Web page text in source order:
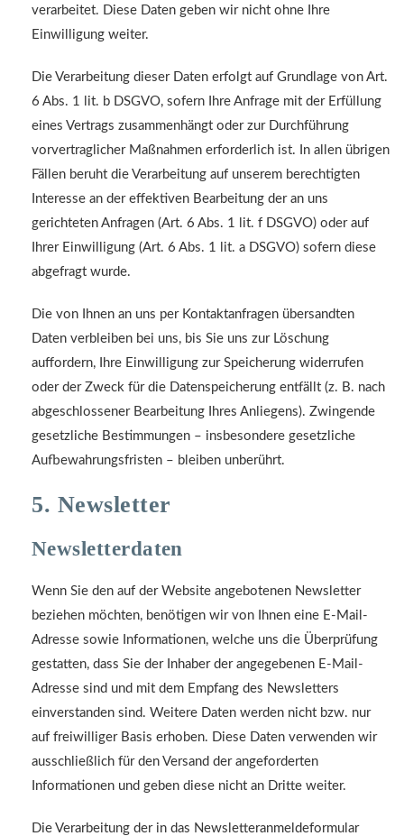
verarbeitet. Diese Daten geben wir nicht ohne Ihre
Einwilligung weiter.
Die Verarbeitung dieser Daten erfolgt auf Grundlage von Art.
6 Abs. 1 lit. b DSGVO, sofern Ihre Anfrage mit der Erfüllung
eines Vertrags zusammenhängt oder zur Durchführung
vorvertraglicher Maßnahmen erforderlich ist. In allen übrigen
Fällen beruht die Verarbeitung auf unserem berechtigten
Interesse an der effektiven Bearbeitung der an uns
gerichteten Anfragen (Art. 6 Abs. 1 lit. f DSGVO) oder auf
Ihrer Einwilligung (Art. 6 Abs. 1 lit. a DSGVO) sofern diese
abgefragt wurde.
Die von Ihnen an uns per Kontaktanfragen übersandten
Daten verbleiben bei uns, bis Sie uns zur Löschung
auffordern, Ihre Einwilligung zur Speicherung widerrufen
oder der Zweck für die Datenspeicherung entfällt (z. B. nach
abgeschlossener Bearbeitung Ihres Anliegens). Zwingende
gesetzliche Bestimmungen – insbesondere gesetzliche
Aufbewahrungsfristen – bleiben unberührt.
5. Newsletter
Newsletter­daten
Wenn Sie den auf der Website angebotenen Newsletter
beziehen möchten, benötigen wir von Ihnen eine E-Mail-
Adresse sowie Informationen, welche uns die Überprüfung
gestatten, dass Sie der Inhaber der angegebenen E-Mail-
Adresse sind und mit dem Empfang des Newsletters
einverstanden sind. Weitere Daten werden nicht bzw. nur
auf freiwilliger Basis erhoben. Diese Daten verwenden wir
ausschließlich für den Versand der angeforderten
Informationen und geben diese nicht an Dritte weiter.
Die Verarbeitung der in das Newsletteranmeldeformular